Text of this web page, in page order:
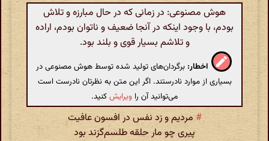
هوش مصنوعی: در زمانی که در حال مبارزه و تلاش
بودم، با وجود اینکه در آنجا ضعیف و ناتوان بودم، اراده
و تلاشم بسیار قوی و بلند بود.
اخطار: برگردان‌های تولید شده توسط هوش مصنوعی در
بسیاری از موارد نادرستند. اگر این متن به نظرتان نادرست است
می‌توانید آن را ویرایشکنید.
# مردیم و زد نفس در افسون عافیت
پیری چو مار حلقه طلسم‌گزند بود